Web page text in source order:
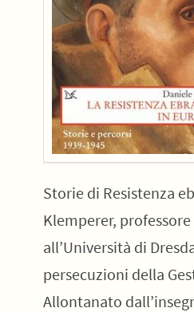
Storie di Resistenza
Klemperer,
all’Università di
persecuzioni della
Allontanato